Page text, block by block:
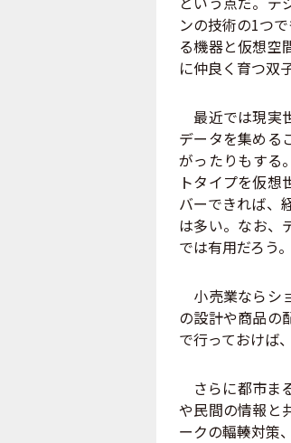
ンの技術の1つ
る機器と仮想空
に仲良く育つ双
最近では現実
データを集める
がったりもする
トタイプを仮
バーできれば、
は多い。なお、
では有用だろう。
小売業ならシ
の設計や商品の
で行っておけば
さらに都市ま
や民間の情報と
ークの輻輳対策